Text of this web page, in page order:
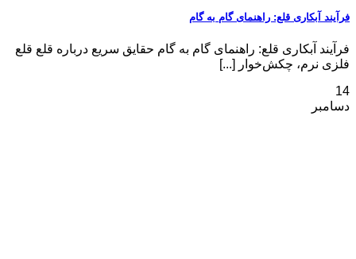
فرآیند آبکاری قلع: راهنمای گام به گام
فرآیند آبکاری قلع: راهنمای گام به گام حقایق سریع درباره قلع قلع
فلزی نرم، چکش‌خوار [...]
14
دسامبر